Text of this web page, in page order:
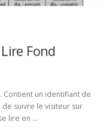
Fond
Contient un identifiant de
suivre le visiteur sur
lire en …